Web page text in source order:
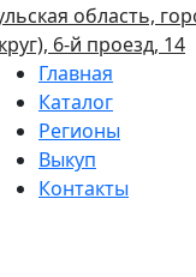
область,
6-й проезд, 14
Главная
Каталог
Регионы
Выкуп
Контакты